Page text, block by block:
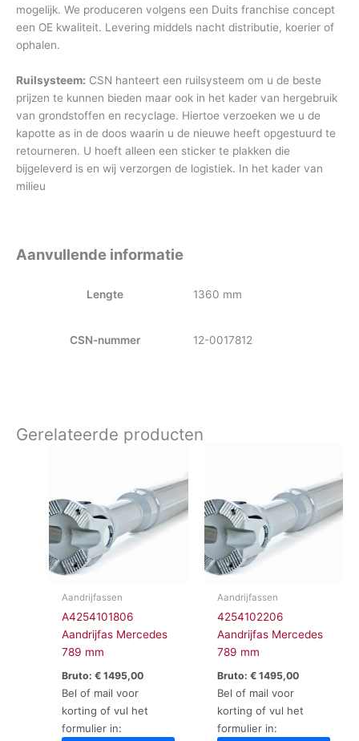
mogelijk. We produceren volgens een Duits franchise concept
een OE kwaliteit. Levering middels nacht distributie, koerier of
ophalen.
Ruilsysteem: CSN hanteert een ruilsysteem om u de beste
prijzen te kunnen bieden maar ook in het kader van hergebruik
van grondstoffen en recyclage. Hiertoe verzoeken we u de
kapotte as in de doos waarin u de nieuwe heeft opgestuurd te
retourneren. U hoeft alleen een sticker te plakken die
bijgeleverd is en wij verzorgen de logistiek. In het kader van
milieu
Aanvullende informatie
Lengte 1360 mm
CSN-nummer 12-0017812
Gerelateerde producten
Aandrijfassen
A4254101806
Aandrijfas Mercedes
789 mm
Bruto:€ 1495,00
Bel of mail voor
korting of vul het
formulier in:
Aandrijfassen
4254102206
Aandrijfas Mercedes
789 mm
Bruto: €1495,00
Bel of mail voor
korting of vul het
formulier in: